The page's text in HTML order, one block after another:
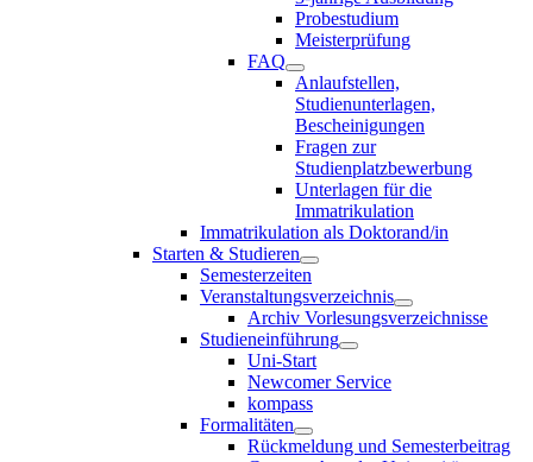
Probestudium
Meisterprüfung
FAQ
Anlaufstellen,
Studienunterlagen,
Bescheinigungen
Fragen zur
Studienplatzbewerbung
Unterlagen für die
Immatrikulation
Immatrikulation als Doktorand/in
Starten & Studieren
Semesterzeiten
Veranstaltungsverzeichnis
Archiv Vorlesungsverzeichnisse
Studieneinführung
Uni-Start
Newcomer Service
kompass
Formalitäten
Rückmeldung und Semesterbeitrag